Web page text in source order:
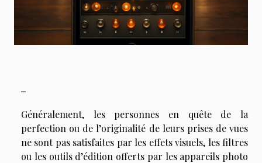
Généralement, les personnes en quête de la
perfection ou de l’originalité de leurs prises de vues
ne sont pas satisfaites par les effets visuels, les filtres
ou les outils d’édition offerts par les appareils photo